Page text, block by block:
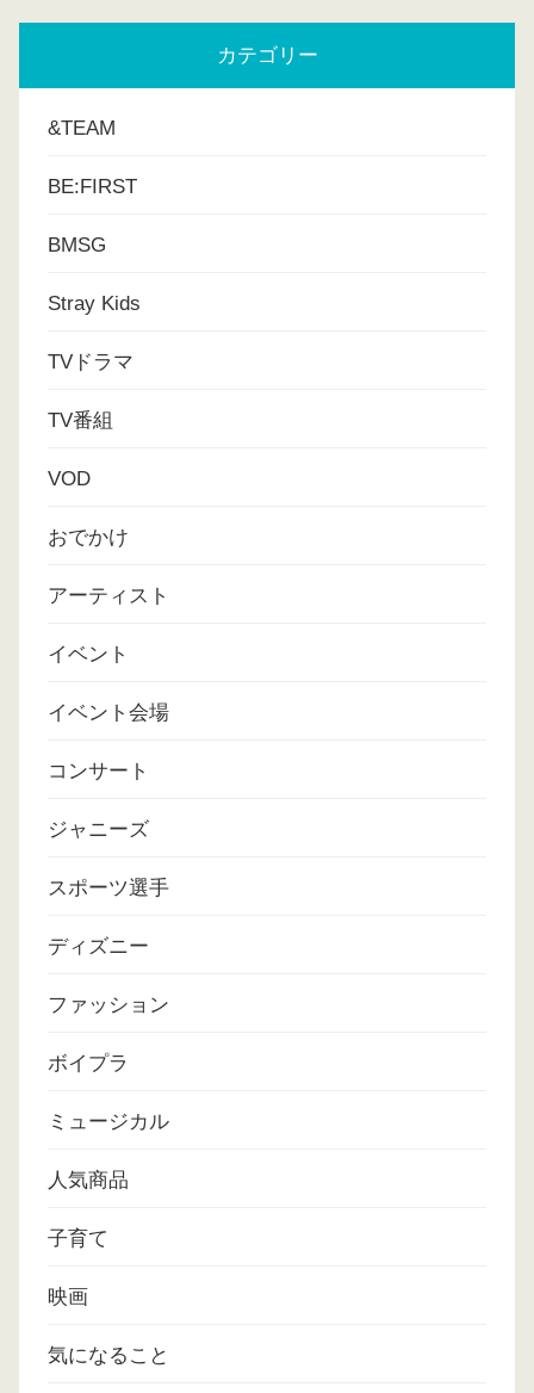
カテゴリー
&TEAM
BE:FIRST
BMSG
Stray Kids
TVドラマ
TV番組
VOD
おでかけ
アーティスト
イベント
イベント会場
コンサート
ジャニーズ
スポーツ選手
ディズニー
ファッション
ボイプラ
ミュージカル
人気商品
子育て
映画
気になること